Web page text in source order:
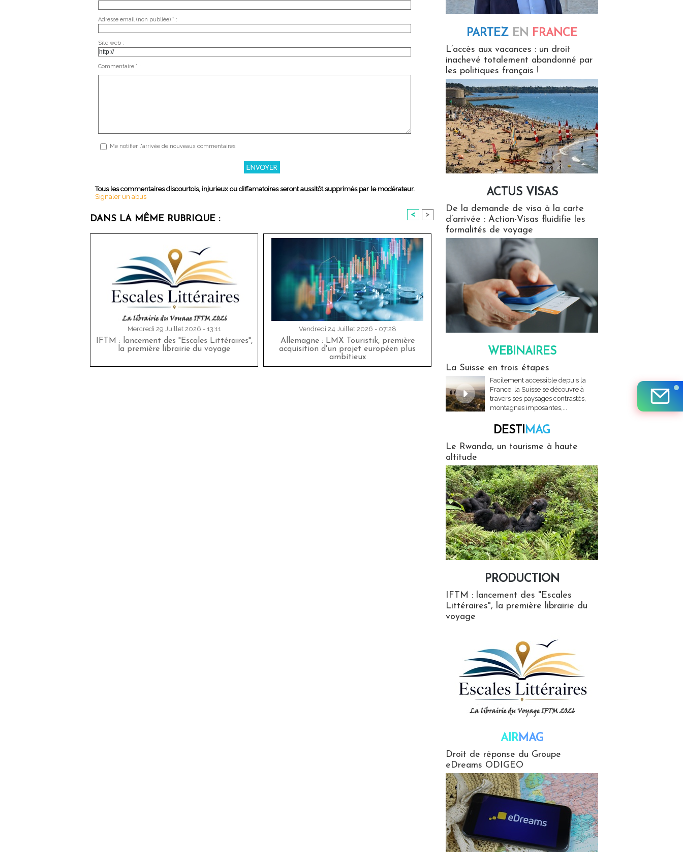
Adresse email (non publiée) * :
Site web :
Commentaire * :
Me notifier l'arrivée de nouveaux commentaires
Tous les commentaires discourtois, injurieux ou diffamatoires seront aussitôt supprimés par le modérateur.
Signaler un abus
DANS LA MÊME RUBRIQUE : < >
Mercredi 29 Juillet 2026 - 13:11
IFTM : lancement des "Escales Littéraires",
la première librairie du voyage
Vendredi 24 Juillet 2026 - 07:28
Allemagne : LMX Touristik, première
acquisition d'un projet européen plus
ambitieux
PARTEZ EN FRANCE
L’accès aux vacances : un droit
inachevé totalement abandonné par
les politiques français !
ACTUS VISAS
De la demande de visa à la carte
d’arrivée : Action-Visas fluidifie les
formalités de voyage
WEBINAIRES
La Suisse en trois étapes
Facilement accessible depuis la
France, la Suisse se découvre à
travers ses paysages contrastés,
montagnes imposantes,...
DESTIMAG
Le Rwanda, un tourisme à haute
altitude
PRODUCTION
IFTM : lancement des "Escales
Littéraires", la première librairie du
voyage
AIRMAG
Droit de réponse du Groupe
eDreams ODIGEO